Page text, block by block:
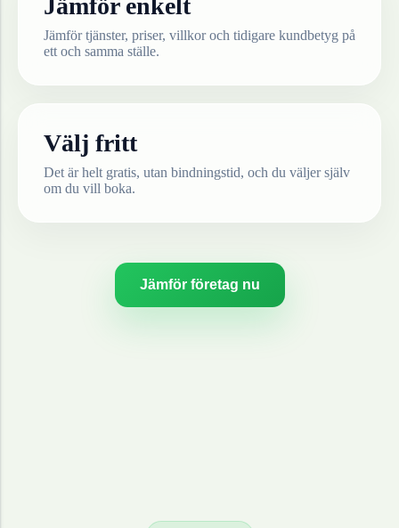
Jämför enkelt
Jämför tjänster, priser, villkor och tidigare kundbetyg på
ett och samma ställe.
Välj fritt
Det är helt gratis, utan bindningstid, och du väljer själv
om du vill boka.
Jämför företag nu